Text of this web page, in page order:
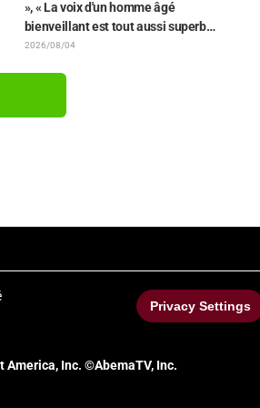
», « La voix d'un homme âgé
bienveillant est tout aussi superbe
» : Akira Ishida en chef de clan
2026/08/04
Privacy Settings
America, Inc. ©AbemaTV, Inc.